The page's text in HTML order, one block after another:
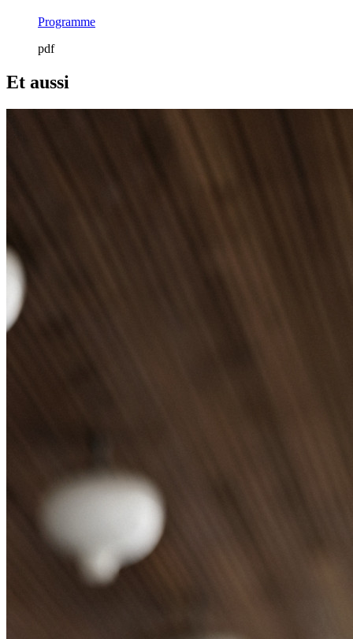
Programme
pdf
Et aussi